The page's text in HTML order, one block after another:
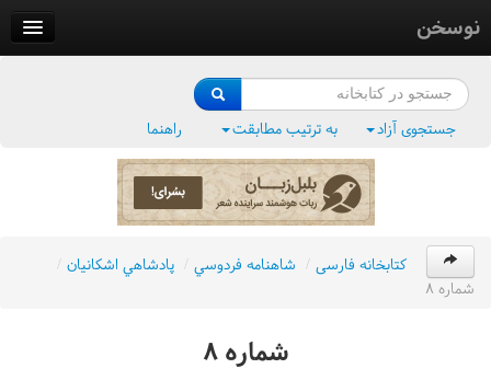
نوسخن
فرهنگ واژگان
جستجوی آزاد به ترتیب مطابقت راهنما
کتابخانه فارسی / شاهنامه فردوسي / پادشاهي اشکانيان /
شماره ٨
شماره ٨